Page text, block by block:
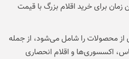
زمان برای خرید اقلام بزرگ با قیمت
از محصولات را شامل می‌شود، از جمله
اکسسوری‌ها و اقلام انحصاری